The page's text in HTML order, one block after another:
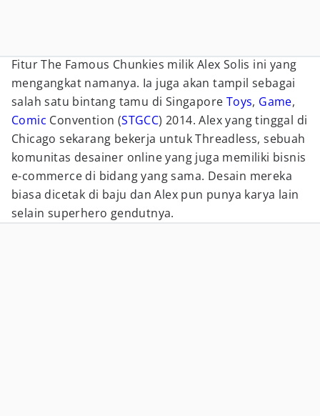
Fitur The Famous Chunkies milik Alex Solis ini yang
mengangkat namanya. Ia juga akan tampil sebagai
salah satu bintang tamu di Singapore Toys, Game,
Comic Convention (STGCC) 2014. Alex yang tinggal di
Chicago sekarang bekerja untuk Threadless, sebuah
komunitas desainer online yang juga memiliki bisnis
e-commerce di bidang yang sama. Desain mereka
biasa dicetak di baju dan Alex pun punya karya lain
selain superhero gendutnya.